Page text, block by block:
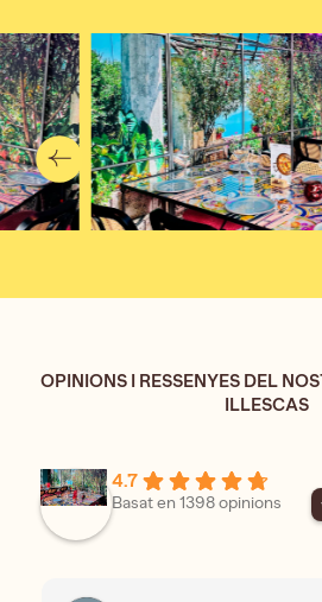
OPINIONS I RESSENYES DEL
ILLESCAS
4.7
Basat en 1398 opinions